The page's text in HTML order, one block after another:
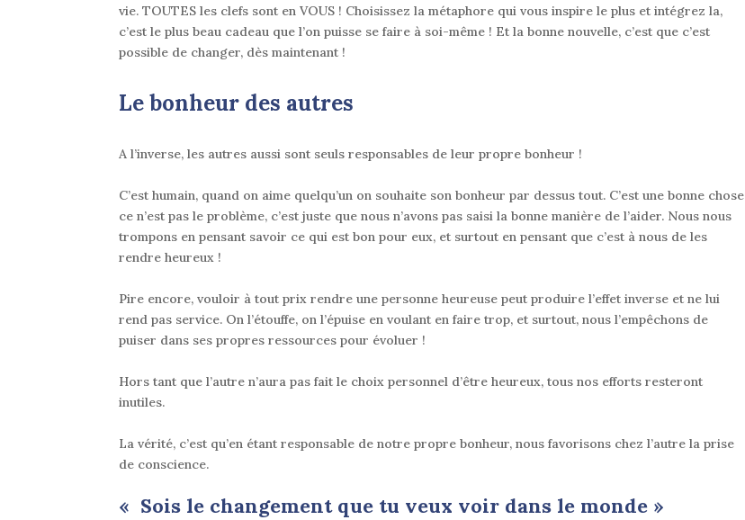
vie. TOUTES les clefs sont en VOUS ! Choisissez la métaphore qui vous inspire le plus et intégrez la,
c’est le plus beau cadeau que l’on puisse se faire à soi-même ! Et la bonne nouvelle, c’est que c’est
possible de changer, dès maintenant !
Le bonheur des autres
A l’inverse, les autres aussi sont seuls responsables de leur propre bonheur !
C’est humain, quand on aime quelqu’un on souhaite son bonheur par dessus tout. C’est une bonne chose
ce n’est pas le problème, c’est juste que nous n’avons pas saisi la bonne manière de l’aider. Nous nous
trompons en pensant savoir ce qui est bon pour eux, et surtout en pensant que c’est à nous de les
rendre heureux !
Pire encore, vouloir à tout prix rendre une personne heureuse peut produire l’effet inverse et ne lui
rend pas service. On l’étouffe, on l’épuise en voulant en faire trop, et surtout, nous l’empêchons de
puiser dans ses propres ressources pour évoluer !
Hors tant que l’autre n’aura pas fait le choix personnel d’être heureux, tous nos efforts resteront
inutiles.
La vérité, c’est qu’en étant responsable de notre propre bonheur, nous favorisons chez l’autre la prise
de conscience.
« Sois le changement que tu veux voir dans le monde »